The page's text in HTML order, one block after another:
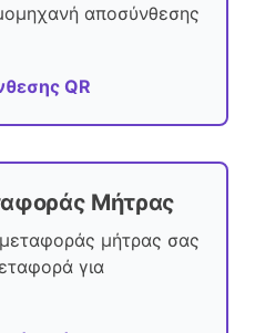
αποσύνθεσης
QR
Μήτρας
μήτρας σας
για